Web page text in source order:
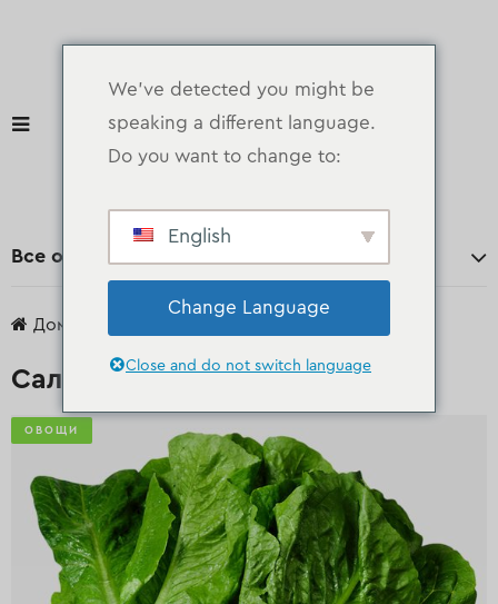
Все отделы
Дом
Салат айсберг
ОВОЩИ
We've detected you might be
speaking a different language.
Do you want to change to:
English
Change Language
Close and do not switch language